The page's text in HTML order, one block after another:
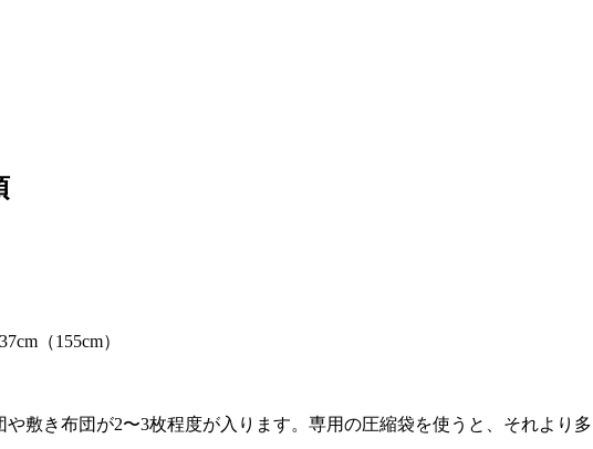
（155cm）
敷き布団が2〜3枚程度が入ります。専用の圧縮袋を使うと、それより